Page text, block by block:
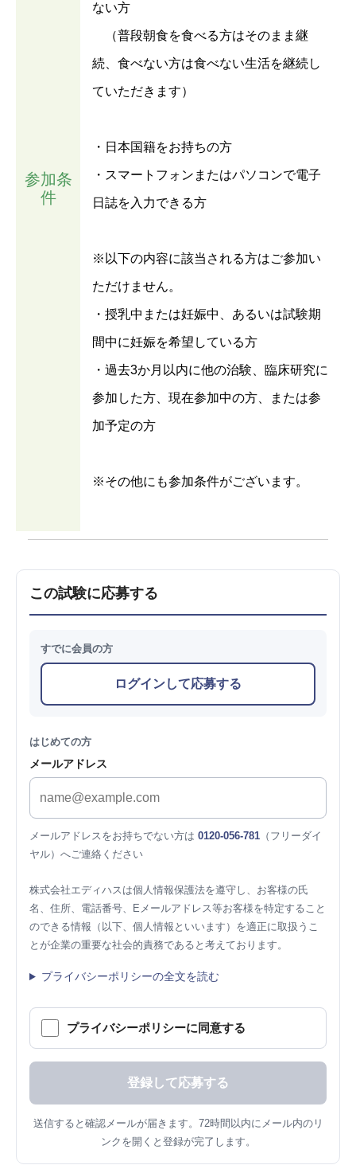
参加条
件
ない方
（普段朝食を食べる方はそのまま継
続、食べない方は食べない生活を継続し
ていただきます）
・日本国籍をお持ちの方
・スマートフォンまたはパソコンで電子
日誌を入力できる方
※以下の内容に該当される方はご参加い
ただけません。
・授乳中または妊娠中、あるいは試験期
間中に妊娠を希望している方
・過去3か月以内に他の治験、臨床研究に
参加した方、現在参加中の方、または参
加予定の方
※その他にも参加条件がございます。
この試験に応募する
すでに会員の方
ログインして応募する
はじめての方
メールアドレス
メールアドレスをお持ちでない方は 0120-056-781 （フリーダイ
ヤル）へご連絡ください
株式会社エディハスは個人情報保護法を遵守し、お客様の氏
名、住所、電話番号、Eメールアドレス等お客様を特定すること
のできる情報（以下、個人情報といいます）を適正に取扱うこ
とが企業の重要な社会的責務であると考えております。
プライバシーポリシーの全文を読む
プライバシーポリシーに同意する
送信すると確認メールが届きます。72時間以内にメール内のリ
ンクを開くと登録が完了します。